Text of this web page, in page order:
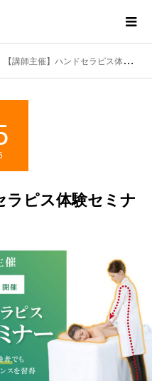
【講師主催】ハンドセラピス体験セミナー【静岡/浜松】
ラピス体験セミナ